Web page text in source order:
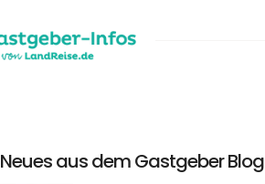
Neues aus dem Gastgeber Blog